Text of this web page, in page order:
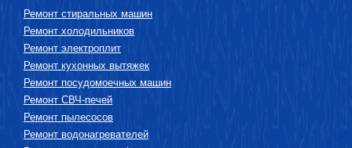
Ремонт стиральных машин
Ремонт холодильников
Ремонт электроплит
Ремонт кухонных вытяжек
Ремонт посудомоечных машин
Ремонт СВЧ-печей
Ремонт пылесосов
Ремонт водонагревателей